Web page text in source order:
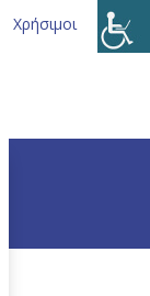
Χρήσιμοι